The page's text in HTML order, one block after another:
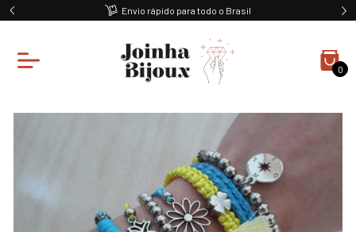
Envio rápido para todo o Brasil
0